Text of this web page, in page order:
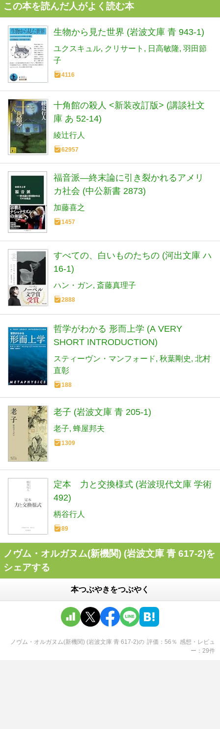
この本を読んだ人がよく読む本
生物から見た世界 (岩波文庫 青 943-1)
ユクスキュル クリサート 日高敏隆 羽田節
子
4116
十角館の殺人 <新装改訂版> (講談社文
庫 あ 52-14)
綾辻行人
62957
福音派―終末論に引き裂かれるアメリ
カ社会 (中公新書 2873)
加藤喜之
1457
すべての、白いものたちの (河出文庫 ハ
16-1)
ハン・ガン 斎藤真理子
2888
哲学がわかる 形而上学 (A VERY
SHORT INTRODUCTION)
スティーヴン・マンフォード 秋葉剛史 北村
直彰
188
老子 (岩波文庫 青 205-1)
老子 蜂屋邦夫
1309
定本 力と交換様式 (岩波現代文庫 学術
492)
柄谷行人
89
ノヴム・オルガヌム(新機関) (岩波文庫 青 617-2)を
シェアする
本つぶやきをつぶやく
ノヴム・オルガヌム(新機関) (岩波文庫 青 617-2)の 評価 56 ％ 感想・レビュ
ー
29件